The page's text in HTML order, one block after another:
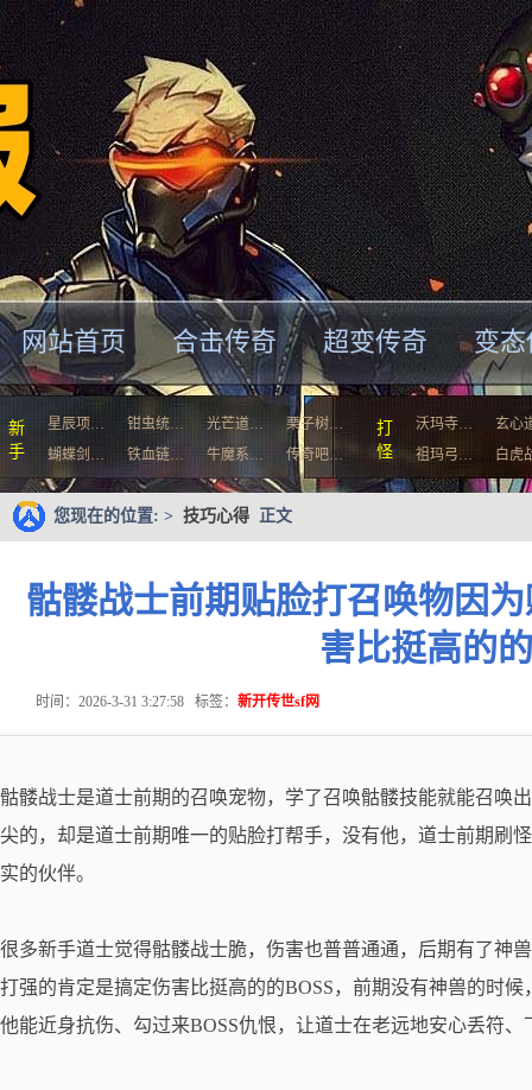
网站首页 合击传奇 超变传奇 变
新
手
星辰项… 钳虫统… 光芒道…
栗子树…
蝴蝶剑…
铁血链… 牛魔系… 传奇吧…
打
怪
沃玛寺…
玄心
祖玛弓…
白虎
您现在的位置: > 技巧心得 正文
骷髅战士前期贴脸打召唤物因
害比挺高的
时间：2026-3-31 3:27:58 标签： 新开传世sf网
骷髅战士是道士前期的召唤宠物，学了召唤骷髅技能就能召唤
尖的，却是道士前期唯一的贴脸打帮手，没有他，道士前期刷
实的伙伴。
很多新手道士觉得骷髅战士脆，伤害也普普通通，后期有了神
打强的肯定是搞定伤害比挺高的的BOSS，前期没有神兽的时
他能近身抗伤、勾过来BOSS仇恨，让道士在老远地安心丢符